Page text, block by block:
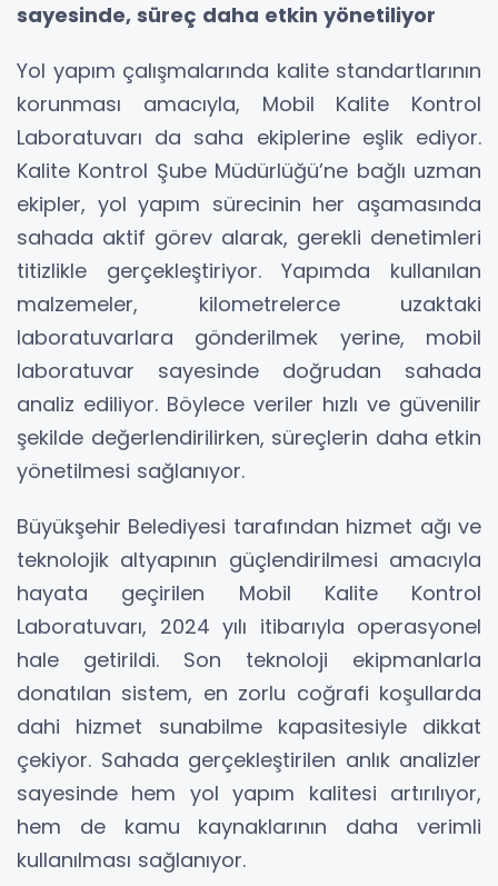
sayesinde, süreç daha etkin yönetiliyor
Yol yapım çalışmalarında kalite standartlarının
korunması amacıyla, Mobil Kalite Kontrol
Laboratuvarı da saha ekiplerine eşlik ediyor.
Kalite Kontrol Şube Müdürlüğü’ne bağlı uzman
ekipler, yol yapım sürecinin her aşamasında
sahada aktif görev alarak, gerekli denetimleri
titizlikle gerçekleştiriyor. Yapımda kullanılan
malzemeler, kilometrelerce uzaktaki
laboratuvarlara gönderilmek yerine, mobil
laboratuvar sayesinde doğrudan sahada
analiz ediliyor. Böylece veriler hızlı ve güvenilir
şekilde değerlendirilirken, süreçlerin daha etkin
yönetilmesi sağlanıyor.
Büyükşehir Belediyesi tarafından hizmet ağı ve
teknolojik altyapının güçlendirilmesi amacıyla
hayata geçirilen Mobil Kalite Kontrol
Laboratuvarı, 2024 yılı itibarıyla operasyonel
hale getirildi. Son teknoloji ekipmanlarla
donatılan sistem, en zorlu coğrafi koşullarda
dahi hizmet sunabilme kapasitesiyle dikkat
çekiyor. Sahada gerçekleştirilen anlık analizler
sayesinde hem yol yapım kalitesi artırılıyor,
hem de kamu kaynaklarının daha verimli
kullanılması sağlanıyor.